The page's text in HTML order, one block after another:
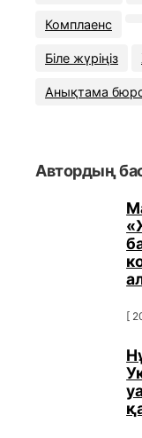
Комплаенс
Біле жүріңіз
Анықтама
Автордың
[